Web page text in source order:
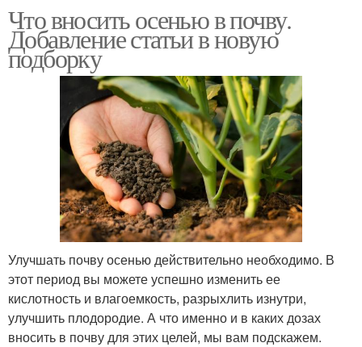
Что вносить осенью в почву.
Добавление статьи в новую
подборку
Улучшать почву осенью действительно необходимо. В
этот период вы можете успешно изменить ее
кислотность и влагоемкость, разрыхлить изнутри,
улучшить плодородие. А что именно и в каких дозах
вносить в почву для этих целей, мы вам подскажем.